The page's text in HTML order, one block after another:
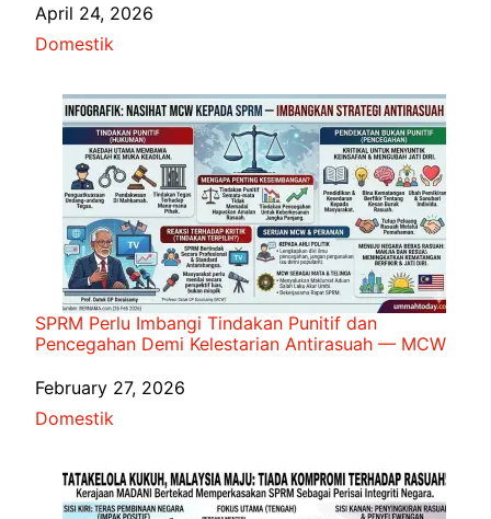
Date
April 24, 2026
In relation to
Domestik
SPRM Perlu Imbangi Tindakan Punitif dan
Pencegahan Demi Kelestarian Antirasuah — MCW
Date
February 27, 2026
In relation to
Domestik